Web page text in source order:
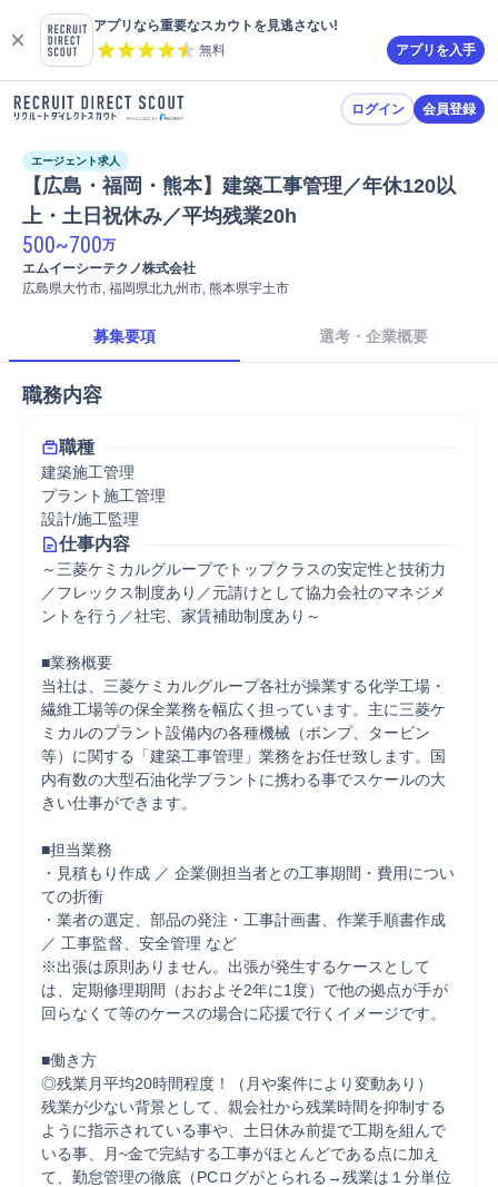
アプリなら重要なスカウトを見逃さない!
無料
アプリを入手
ログイン 会員登録
エージェント求人
【広島・福岡・熊本】建築工事管理／年休120以
上・土日祝休み／平均残業20h
500~700万
エムイーシーテクノ株式会社
広島県大竹市, 福岡県北九州市, 熊本県宇土市
募集要項 選考・企業概要
職務内容
職種
建築施工管理
プラント施工管理
設計/施工監理
仕事内容
～三菱ケミカルグループでトップクラスの安定性と技術力
／フレックス制度あり／元請けとして協力会社のマネジメ
ントを行う／社宅、家賃補助制度あり～
■業務概要
当社は、三菱ケミカルグループ各社が操業する化学工場・
繊維工場等の保全業務を幅広く担っています。主に三菱ケ
ミカルのプラント設備内の各種機械（ポンプ、タービン
等）に関する「建築工事管理」業務をお任せ致します。国
内有数の大型石油化学プラントに携わる事でスケールの大
きい仕事ができます。
■担当業務
・見積もり作成 ／ 企業側担当者との工事期間・費用につい
ての折衝
・業者の選定、部品の発注・工事計画書、作業手順書作成
／ 工事監督、安全管理 など
※出張は原則ありません。出張が発生するケースとして
は、定期修理期間（おおよそ2年に1度）で他の拠点が手が
回らなくて等のケースの場合に応援で行くイメージです。
■働き方
◎残業月平均20時間程度！（月や案件により変動あり）
残業が少ない背景として、親会社から残業時間を抑制する
ように指示されている事や、土日休み前提で工期を組んで
いる事、月~金で完結する工事がほとんどである点に加え
て、勤怠管理の徹底（PCログがとられる→残業は１分単位